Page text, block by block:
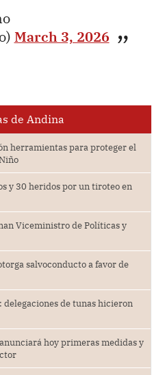
March 3, 2026
de Andina
herramientas para proteger el
y 30 heridos por un tiroteo en
Viceministro de Políticas y
salvoconducto a favor de
delegaciones de tunas hicieron
hoy primeras medidas y